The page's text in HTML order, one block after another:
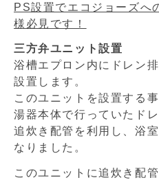
PS設置でエコジョーズへ
様必見です！
三方弁ユニット設置
浴槽エプロン内にドレン
設置します。
このユニットを設置する
湯器本体で行っていたドレ
追炊き配管を利用し、浴
なりました。
このユニットに追炊き配